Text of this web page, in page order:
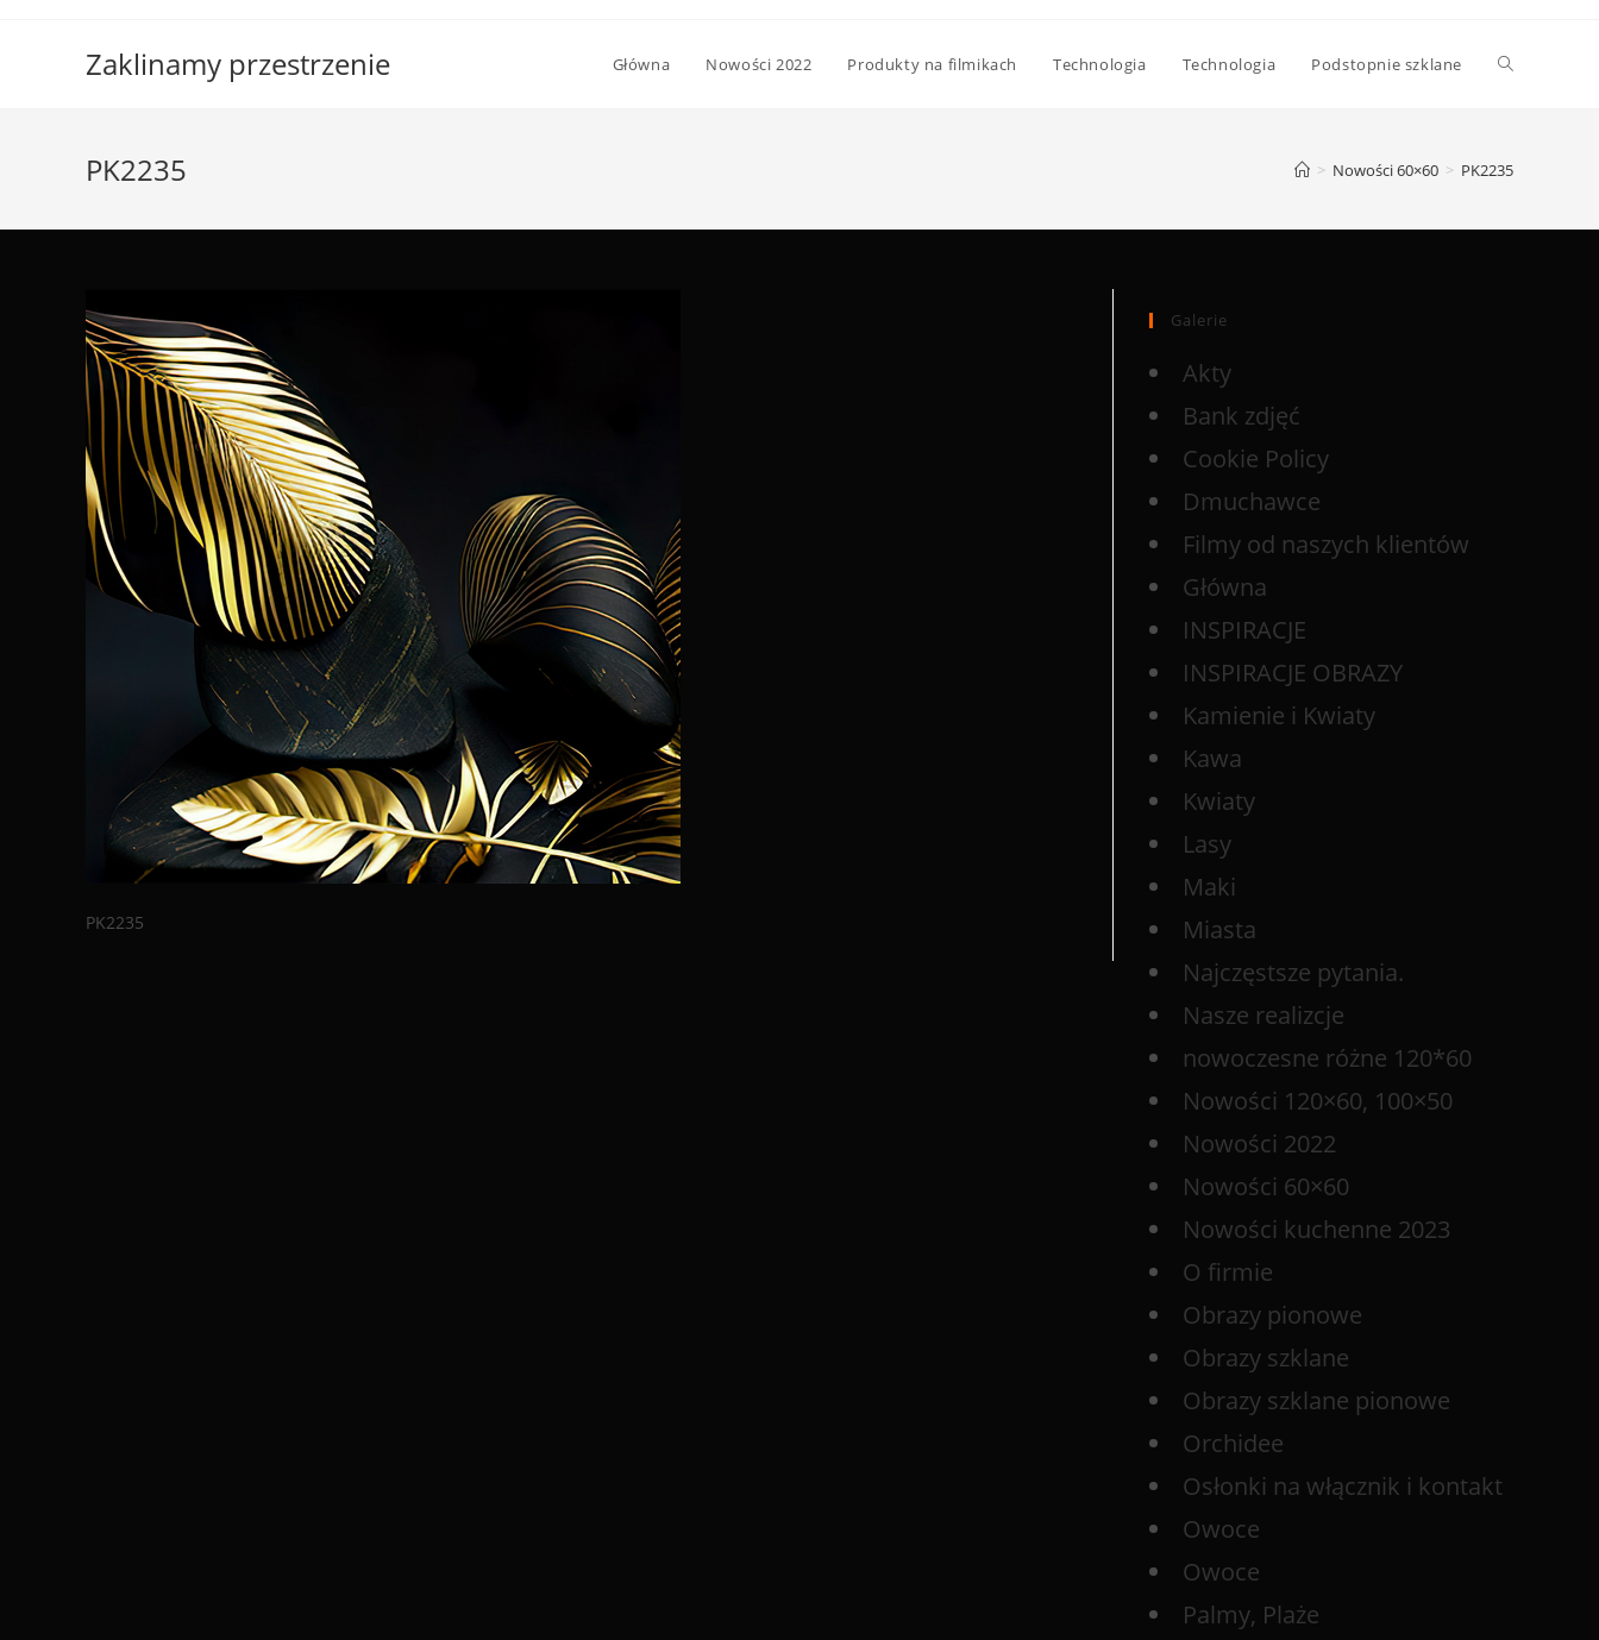
Zaklinamy przestrzenie Główna Nowości 2022 Produkty na filmikach Technologia Technologia Podstopnie szklane
PK2235 > Nowości 60×60 > PK2235
PK2235
Galerie
Akty
Bank zdjęć
Cookie Policy
Dmuchawce
Filmy od naszych klientów
Główna
INSPIRACJE
INSPIRACJE OBRAZY
Kamienie i Kwiaty
Kawa
Kwiaty
Lasy
Maki
Miasta
Najczęstsze pytania.
Nasze realizcje
nowoczesne różne 120*60
Nowości 120×60, 100×50
Nowości 2022
Nowości 60×60
Nowości kuchenne 2023
O firmie
Obrazy pionowe
Obrazy szklane
Obrazy szklane pionowe
Orchidee
Osłonki na włącznik i kontakt
Owoce
Owoce
Palmy, Plaże